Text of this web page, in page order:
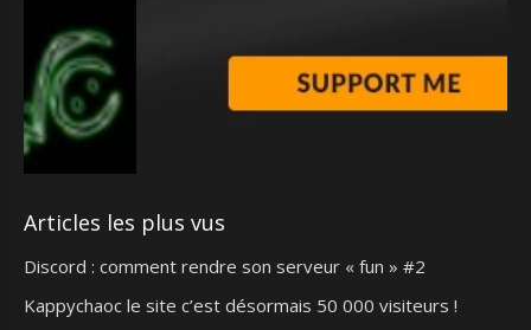
Articles les plus vus
Discord : comment rendre son serveur « fun » #2
Kappychaoc le site c’est désormais 50 000 visiteurs !